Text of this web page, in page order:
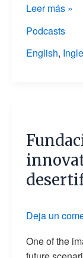
Junquera)
Leer más »
Podcasts
English,
Deja un
One of the
Social
innovation
against
rural